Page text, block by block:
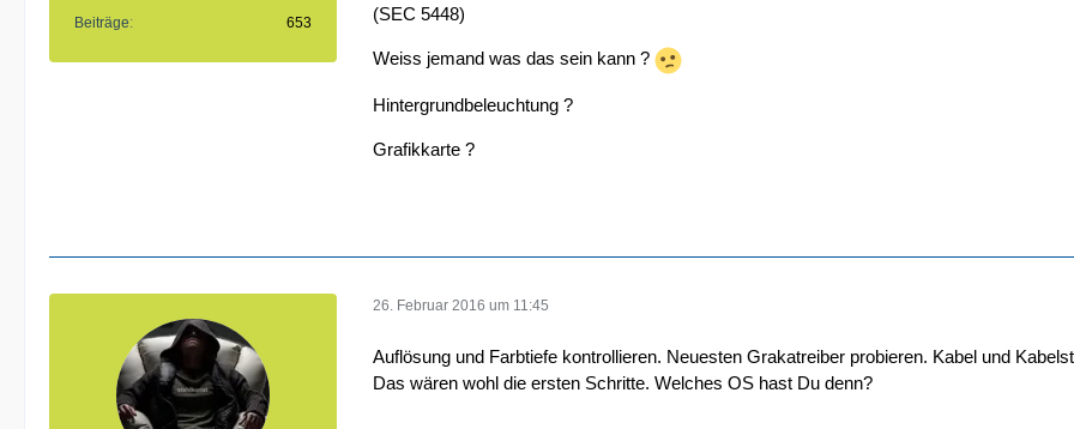
Beiträge 653
(SEC 5448)
Weiss jemand was das sein kann ?
Hintergrundbeleuchtung ?
Grafikkarte ?
26. Februar 2016 um 11:45
Auflösung und Farbtiefe kontrollieren. Neuesten Grakatreiber probieren. Kabel und
Das wären wohl die ersten Schritte. Welches OS hast Du denn?